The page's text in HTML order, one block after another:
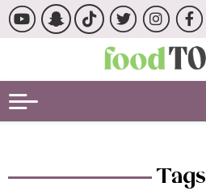
Tags